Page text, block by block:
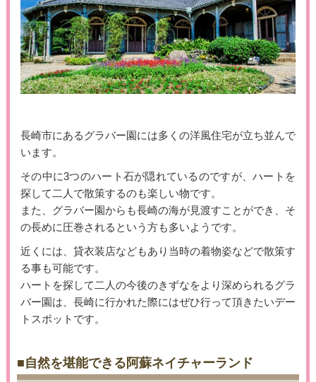
長崎市にあるグラバー園には多くの洋風住宅が立ち並んで
います。
その中に3つのハート石が隠れているのですが、ハートを
探して二人で散策するのも楽しい物です。
また、グラバー園からも長崎の海が見渡すことができ、そ
の長めに圧巻されるという方も多いようです。
近くには、貸衣装店などもあり当時の着物姿などで散策す
る事も可能です。
ハートを探して二人の今後のきずなをより深められるグラ
バー園は、長崎に行かれた際にはぜひ行って頂きたいデー
トスポットです。
■自然を堪能できる阿蘇ネイチャーランド